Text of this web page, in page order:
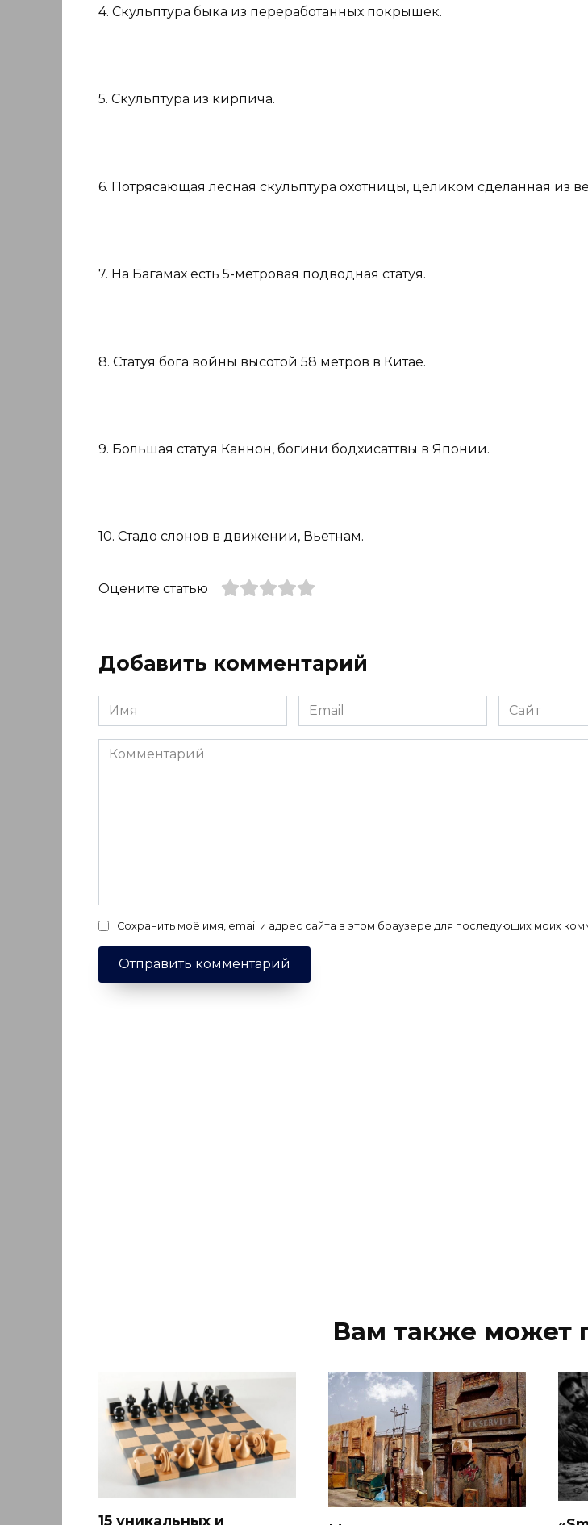
4. Скульптура быка из переработанных покрышек.
5. Скульптура из кирпича.
6. Потрясающая лесная скульптура охотницы, целиком сделанная из
7. На Багамах есть 5-метровая подводная статуя.
8. Статуя бога войны высотой 58 метров в Китае.
9. Большая статуя Каннон, богини бодхисаттвы в Японии.
10. Стадо слонов в движении, Вьетнам.
Оцените статью
Добавить комментарий
Имя
*
Email
*
Сайт
Комментарий
Сохранить моё имя, email и адрес сайта в этом браузере для последующих моих
Вам также может
15 уникальных и